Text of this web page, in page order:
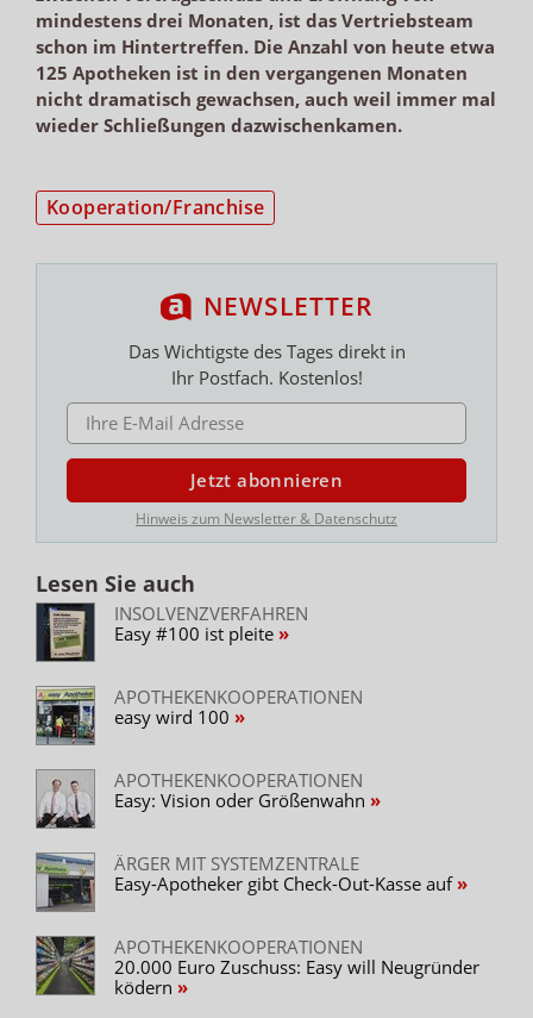
mindestens drei Monaten, ist das Vertriebsteam
schon im Hintertreffen. Die Anzahl von heute etwa
125 Apotheken ist in den vergangenen Monaten
nicht dramatisch gewachsen, auch weil immer mal
wieder Schließungen dazwischenkamen.
Kooperation/Franchise
NEWSLETTER
Das Wichtigste des Tages direkt in
Ihr Postfach. Kostenlos!
E-MAIL ADRESSE
Jetzt abonnieren
Hinweis zum Newsletter & Datenschutz
Lesen Sie auch
INSOLVENZVERFAHREN
Easy #100 ist pleite
APOTHEKENKOOPERATIONEN
easy wird 100
APOTHEKENKOOPERATIONEN
Easy: Vision oder Größenwahn
ÄRGER MIT SYSTEMZENTRALE
Easy-Apotheker gibt Check-Out-Kasse auf
APOTHEKENKOOPERATIONEN
20.000 Euro Zuschuss: Easy will Neugründer
ködern